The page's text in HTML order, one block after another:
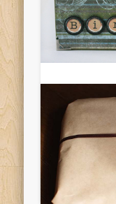
В
подарок
коробочку
Поскольку